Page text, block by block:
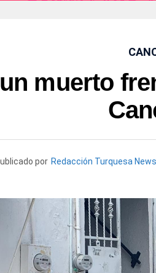
muerto
por Redacción Turquesa News